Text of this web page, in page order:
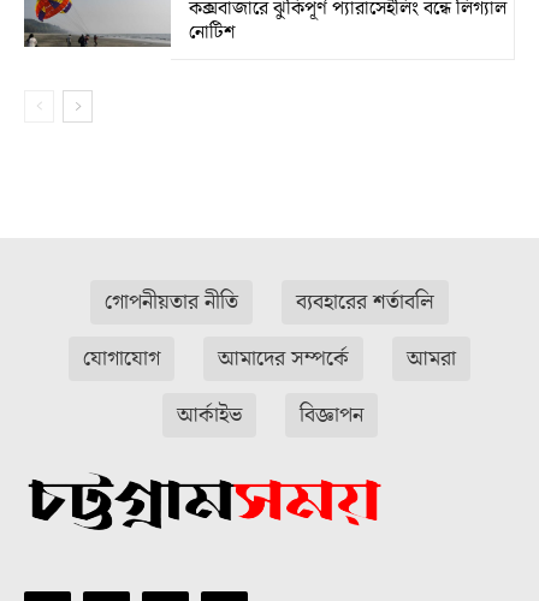
কক্সবাজারে ঝুঁকিপূর্ণ প্যারাসেইলিং বন্ধে লিগ্যাল
নোটিশ
গোপনীয়তার নীতি
ব্যবহারের শর্তাবলি
যোগাযোগ
আমাদের সম্পর্কে
আমরা
আর্কাইভ
বিজ্ঞাপন